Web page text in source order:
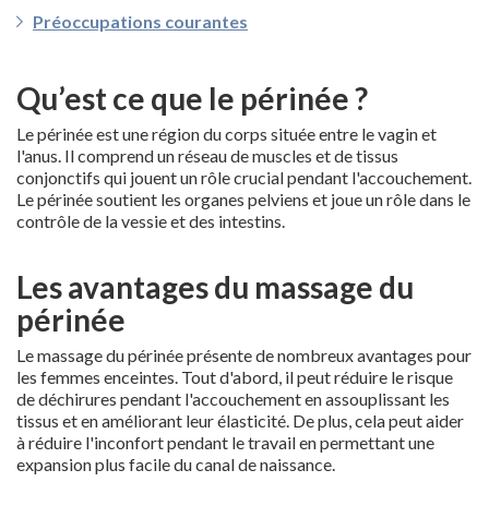
Préoccupations courantes
Qu’est ce que le périnée ?
Le périnée est une région du corps située entre le vagin et
l'anus. Il comprend un réseau de muscles et de tissus
conjonctifs qui jouent un rôle crucial pendant l'accouchement.
Le périnée soutient les organes pelviens et joue un rôle dans le
contrôle de la vessie et des intestins.
Les avantages du massage du
périnée
Le massage du périnée présente de nombreux avantages pour
les femmes enceintes. Tout d'abord, il peut réduire le risque
de déchirures pendant l'accouchement en assouplissant les
tissus et en améliorant leur élasticité. De plus, cela peut aider
à réduire l'inconfort pendant le travail en permettant une
expansion plus facile du canal de naissance.